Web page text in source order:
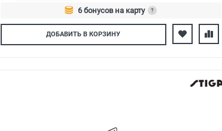
6 бонусов на карту
?
Авторизуйтесь
ДОБАВИТЬ В КОРЗИНУ